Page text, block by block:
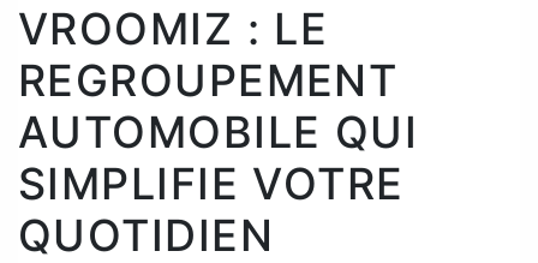
VROOMIZ : LE
REGROUPEMENT
AUTOMOBILE QUI
SIMPLIFIE VOTRE
QUOTIDIEN